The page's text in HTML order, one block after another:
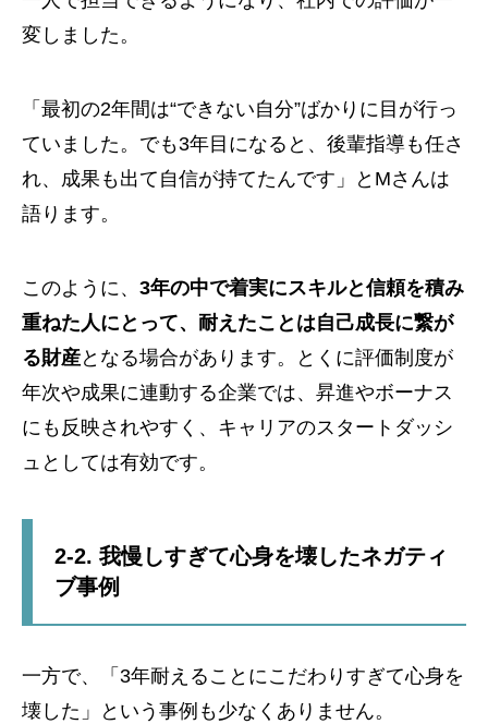
変しました。
「最初の2年間は“できない自分”ばかりに目が行っ
ていました。でも3年目になると、後輩指導も任さ
れ、成果も出て自信が持てたんです」とMさんは
語ります。
このように、 3年の中で着実にスキルと信頼を積み
重ねた人にとって、耐えたことは自己成長に繋が
る財産となる場合があります。とくに評価制度が
年次や成果に連動する企業では、昇進やボーナス
にも反映されやすく、キャリアのスタートダッシ
ュとしては有効です。
2-2. 我慢しすぎて心身を壊したネガティ
ブ事例
一方で、「3年耐えることにこだわりすぎて心身を
壊した」という事例も少なくありません。